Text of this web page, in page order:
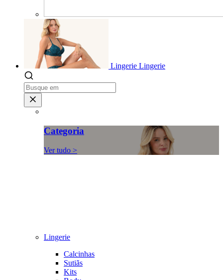
Lingerie Lingerie
Categoria
Ver tudo >
Lingerie
Calcinhas
Sutiãs
Kits